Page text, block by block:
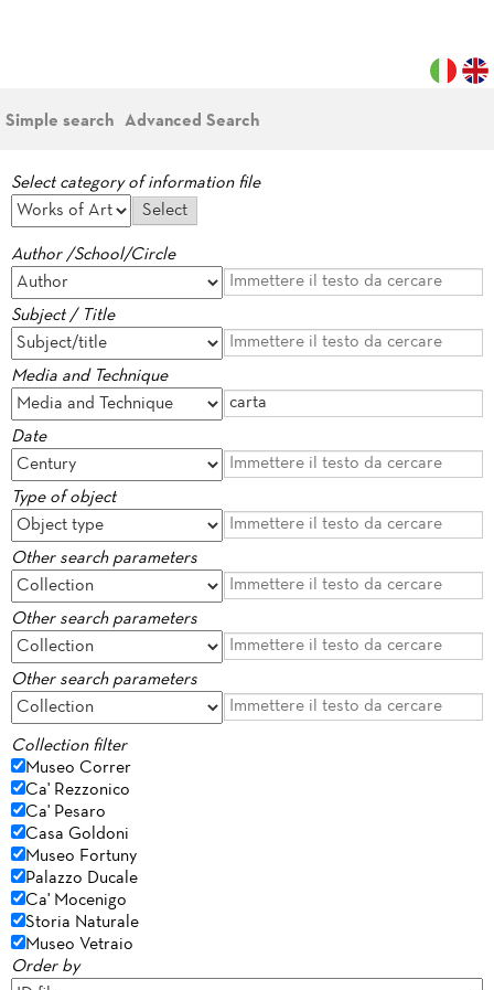
Simple search Advanced Search
Select category of information file
Author /School/Circle
Subject / Title
Media and Technique
Date
Type of object
Other search parameters
Other search parameters
Other search parameters
Collection filter
Museo Correr
Ca' Rezzonico
Ca' Pesaro
Casa Goldoni
Museo Fortuny
Palazzo Ducale
Ca' Mocenigo
Storia Naturale
Museo Vetraio
Order by